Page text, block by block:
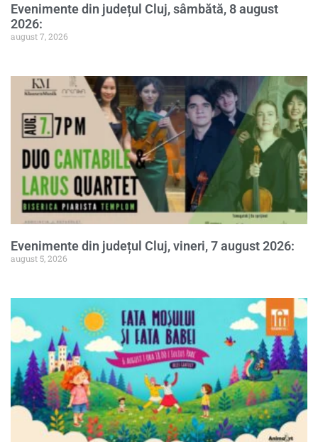
Evenimente din județul Cluj, sâmbătă, 8 august
2026:
august 7, 2026
Evenimente din județul Cluj, vineri, 7 august 2026:
august 5, 2026